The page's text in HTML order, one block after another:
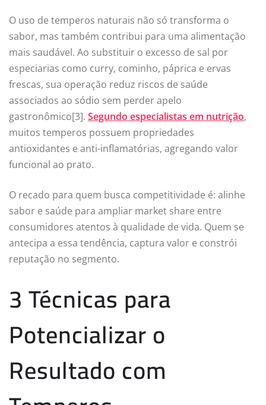
O uso de temperos naturais não só transforma o
sabor, mas também contribui para uma alimentação
mais saudável. Ao substituir o excesso de sal por
especiarias como curry, cominho, páprica e ervas
frescas, sua operação reduz riscos de saúde
associados ao sódio sem perder apelo
gastronômico[3]. Segundo especialistas em nutrição,
muitos temperos possuem propriedades
antioxidantes e anti-inflamatórias, agregando valor
funcional ao prato.
O recado para quem busca competitividade é: alinhe
sabor e saúde para ampliar market share entre
consumidores atentos à qualidade de vida. Quem se
antecipa a essa tendência, captura valor e constrói
reputação no segmento.
3 Técnicas para
Potencializar o
Resultado com